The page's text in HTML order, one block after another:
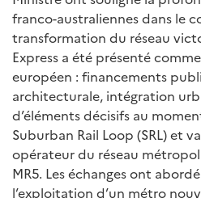
franco-australiennes dans le
transformation du réseau
Express a été présenté
européen : financements
architecturale, intégration
d’éléments décisifs au
Suburban Rail Loop (SRL) et
opérateur du réseau
MR5. Les échanges ont
l’exploitation d’un métro